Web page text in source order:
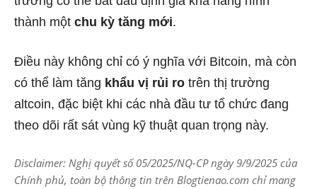
thành một chu kỳ tăng mới.
Điều này không chỉ có ý nghĩa với Bitcoin, mà còn
có thể làm tăng khẩu vị rủi ro trên thị trường
altcoin, đặc biệt khi các nhà đầu tư tổ chức đang
theo dõi rất sát vùng kỹ thuật quan trọng này.
Disclaimer: Nghị quyết số 05/2025/NQ-CP ngày 9/9/2025 của
Chính phủ, toàn bộ thông tin trên Blogtienao.com chỉ mang